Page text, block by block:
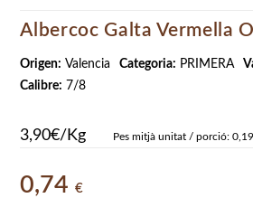
Albercoc Galta Vermella
Origen: Valencia Categoria: PRIMERA
Calibre: 7/8
3,90€/Kg Pes mitjà unitat / porció:
0,74€